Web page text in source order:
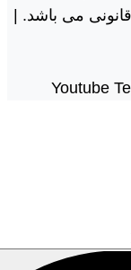
می باشد. |
Youtube